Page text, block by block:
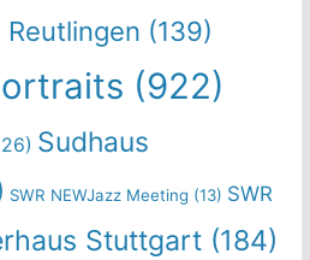
Reutlingen (139)
(922)
Sudhaus
SWR NEWJazz Meeting (13) SWR
Stuttgart(184)